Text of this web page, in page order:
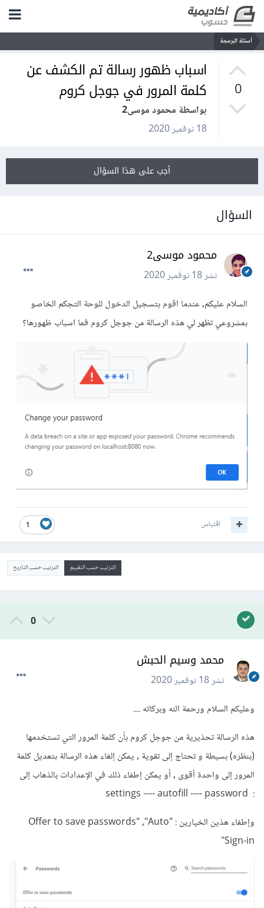
أسئلة البرمجة
0
اسباب ظهور رسالة تم الكشف عن
كلمة المرور في جوجل كروم
بواسطة محمود موسى2
18 نوفمبر 2020
أجب على هذا السؤال
السؤال
محمود موسى2
نشر18 نوفمبر 2020
السلام عليكم, عندما اقوم بتسجيل الدخول للوحة التجكم الخاصو
بمشروعي تظهر لي هذه الرسالة من جوجل كروم فما اسباب ظهورها؟
1 اقتباس
الترتيب حسب التقييم الترتيب حسب التاريخ
0
محمد وسيم الحبش
نشر18 نوفمبر 2020
وعليكم السلام ورحمة الله وبركاته ....
هذه الرسالة تحذيرية من جوجل كروم بأن كلمة المرور التي تستخدمها
(بنظره) بسيطة و تحتاج إلى تقوية , يمكن إلغاء هذه الرسالة بتعديل كلمة
المرور إلى واحدة أقوى , أو يمكن إطفاء ذلك في الإعدادات بالذهاب إلى
: settings ---- autofill ---- password
وإطفاء هذين الخيارين : "Offer to save passwords" ,"Auto
Sign-in"